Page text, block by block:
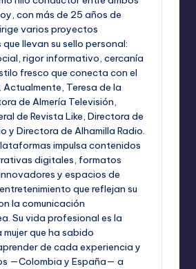
con más de 25 años de
varios proyectos
llevan su sello personal:
rigor informativo, cercanía
fresco que conecta con el
Teresa de la
de Almería Televisión,
de Revista Like, Directora de
y Directora de Alhamilla Radio.
impulsa contenidos
digitales, formatos
y espacios de
que reflejan su
la comunicación
Su vida profesional es la
que ha sabido
de cada experiencia y
—Colombia y España— a